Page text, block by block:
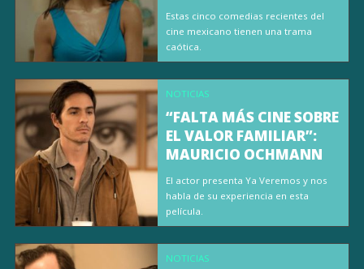
Estas cinco comedias recientes del
cine mexicano tienen una trama
caótica.
NOTICIAS
“FALTA MÁS CINE SOBRE
EL VALOR FAMILIAR”:
MAURICIO OCHMANN
El actor presenta Ya Veremos y nos
habla de su experiencia en esta
película.
NOTICIAS